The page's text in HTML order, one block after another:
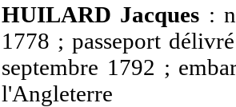
HUILARD Jacques :
1778 ; passeport
septembre 1792 ;
l'Angleterre